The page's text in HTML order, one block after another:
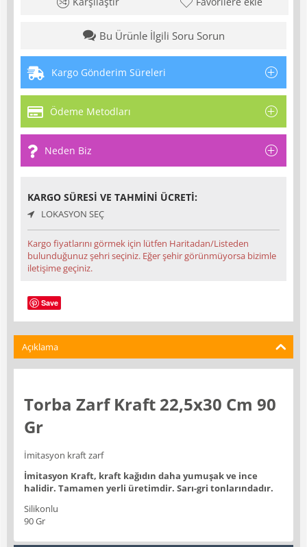
Bu Ürünle İlgili Soru Sorun
Kargo Gönderim Süreleri
Ödeme Metodları
Neden Biz
KARGO SÜRESI VE TAHMINI ÜCRETI:
LOKASYON SEÇ
Kargo fiyatlarını görmek için lütfen Haritadan/Listeden
bulunduğunuz şehri seçiniz. Eğer şehir görünmüyorsa bizimle
iletişime geçiniz.
Save
Açıklama
Torba Zarf Kraft 22,5x30 Cm 90
Gr
İmitasyon kraft zarf
İmitasyon Kraft, kraft kağıdın daha yumuşak ve ince
halidir. Tamamen yerli üretimdir. Sarı-gri tonlarındadır.
Silikonlu
90 Gr